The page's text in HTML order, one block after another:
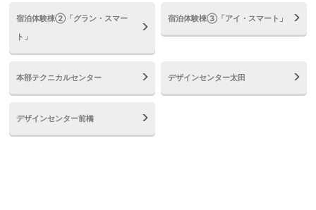
宿泊体験棟②「グラン・スマー
ト」
宿泊体験棟③「アイ・スマート」
本部テクニカルセンター デザインセンター太田
デザインセンター前橋